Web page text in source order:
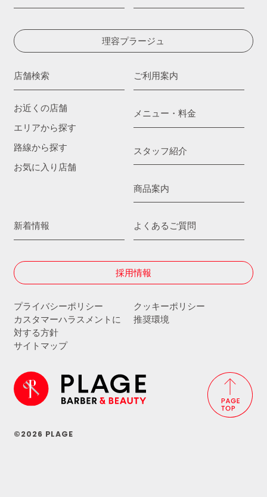
理容プラージュ
店舗検索
お近くの店舗
エリアから探す
路線から探す
お気に入り店舗
ご利用案内
メニュー・料金
スタッフ紹介
商品案内
新着情報 よくあるご質問
採用情報
プライバシーポリシー
クッキーポリシー
カスタマーハラスメントに
対する方針
推奨環境
サイトマップ
©2026 PLAGE